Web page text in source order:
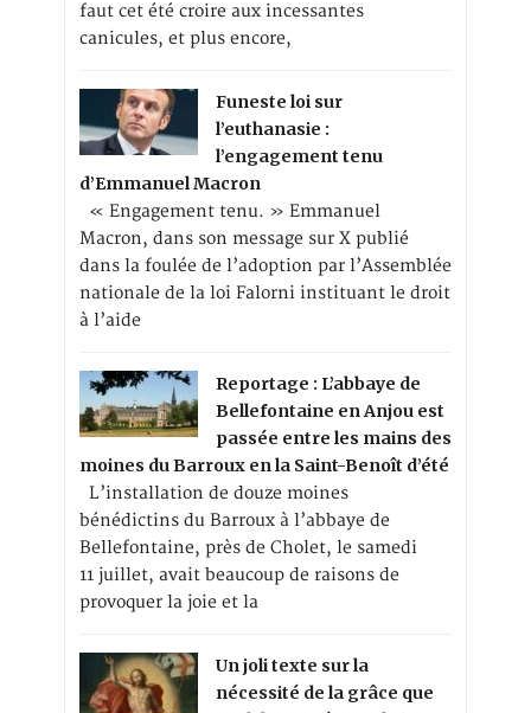
faut cet été croire aux incessantes
canicules, et plus encore,
Funeste loi sur
l’euthanasie :
l’engagement tenu
d’Emmanuel Macron
« Engagement tenu. » Emmanuel
Macron, dans son message sur X publié
dans la foulée de l’adoption par l’Assemblée
nationale de la loi Falorni instituant le droit
à l’aide
Reportage : L’abbaye de
Bellefontaine en Anjou est
passée entre les mains des
moines du Barroux en la Saint-Benoît d’été
L’installation de douze moines
bénédictins du Barroux à l’abbaye de
Bellefontaine, près de Cholet, le samedi
11 juillet, avait beaucoup de raisons de
provoquer la joie et la
Un joli texte sur la
nécessité de la grâce que